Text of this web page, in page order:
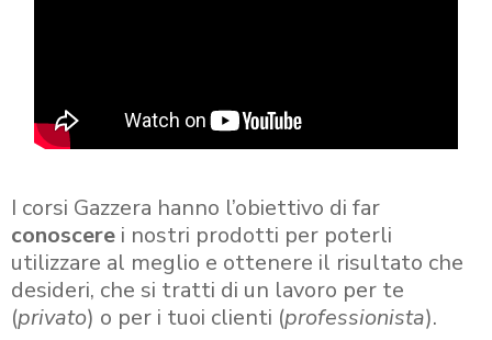
I corsi Gazzera hanno l’obiettivo di far
conoscere i nostri prodotti per poterli
utilizzare al meglio e ottenere il risultato che
desideri, che si tratti di un lavoro per te
(privato) o per i tuoi clienti (professionista).